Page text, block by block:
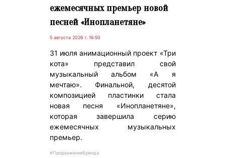
ежемесячных премьер новой
песней «Инопланетяне»
5 августа 2026 г. 16:50
31 июля анимационный проект «Три
кота» представил свой
музыкальный альбом «А я
мечтаю». Финальной, десятой
композицией пластинки стала
новая песня «Инопланетяне»,
которая завершила серию
ежемесячных музыкальных
премьер.
#ПродвижениеБренда